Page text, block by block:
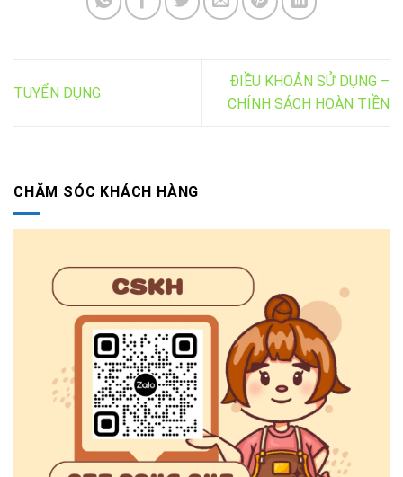
TUYỂN DỤNG
ĐIỀU KHOẢN SỬ DỤNG –
CHÍNH SÁCH HOÀN TIỀN
CHĂM SÓC KHÁCH HÀNG